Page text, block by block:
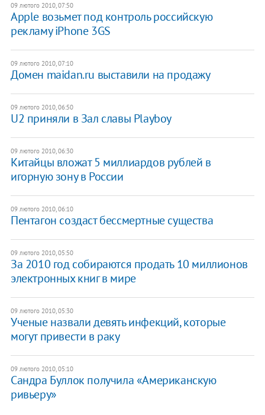
09 лютого 2010, 07:50
Аpple возьмет под контроль российскую
рекламу iPhone 3GS
09 лютого 2010, 07:10
Домен maidan.ru выставили на продажу
09 лютого 2010, 06:50
U2 приняли в Зал славы Playboy
09 лютого 2010, 06:30
Китайцы вложат 5 миллиардов рублей в
игорную зону в России
09 лютого 2010, 06:10
Пентагон создаст бессмертные существа
09 лютого 2010, 05:50
За 2010 год собираются продать 10 миллионов
электронных книг в мире
09 лютого 2010, 05:30
Ученые назвали девять инфекций, которые
могут привести в раку
09 лютого 2010, 05:10
Сандра Буллок получила «Американскую
ривьеру»